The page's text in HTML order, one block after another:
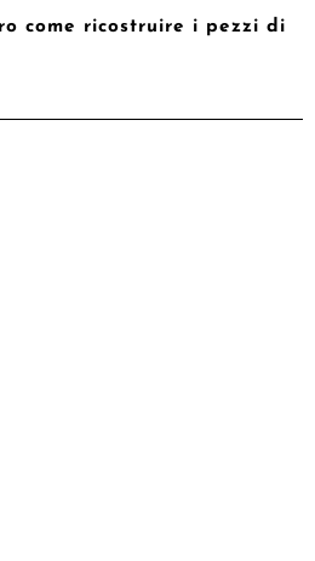
come ricostruire i pezzi di